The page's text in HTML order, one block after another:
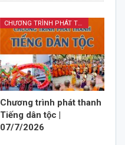
CHƯƠNG TRÌNH PHÁT THANH TIẾNG DÂN TỘC
Chương trình phát thanh
Tiếng dân tộc |
07/7/2026